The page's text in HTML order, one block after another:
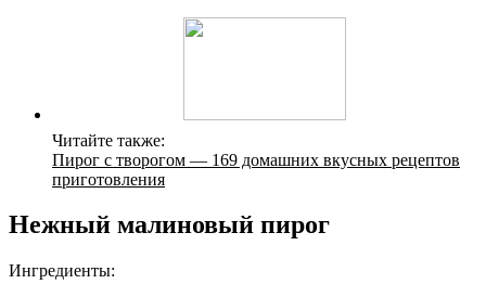
Читайте также:
Пирог с творогом — 169 домашних вкусных рецептов
приготовления
Нежный малиновый пирог
Ингредиенты: